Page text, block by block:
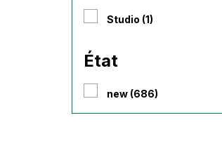
Studio (1)
État
new (686)